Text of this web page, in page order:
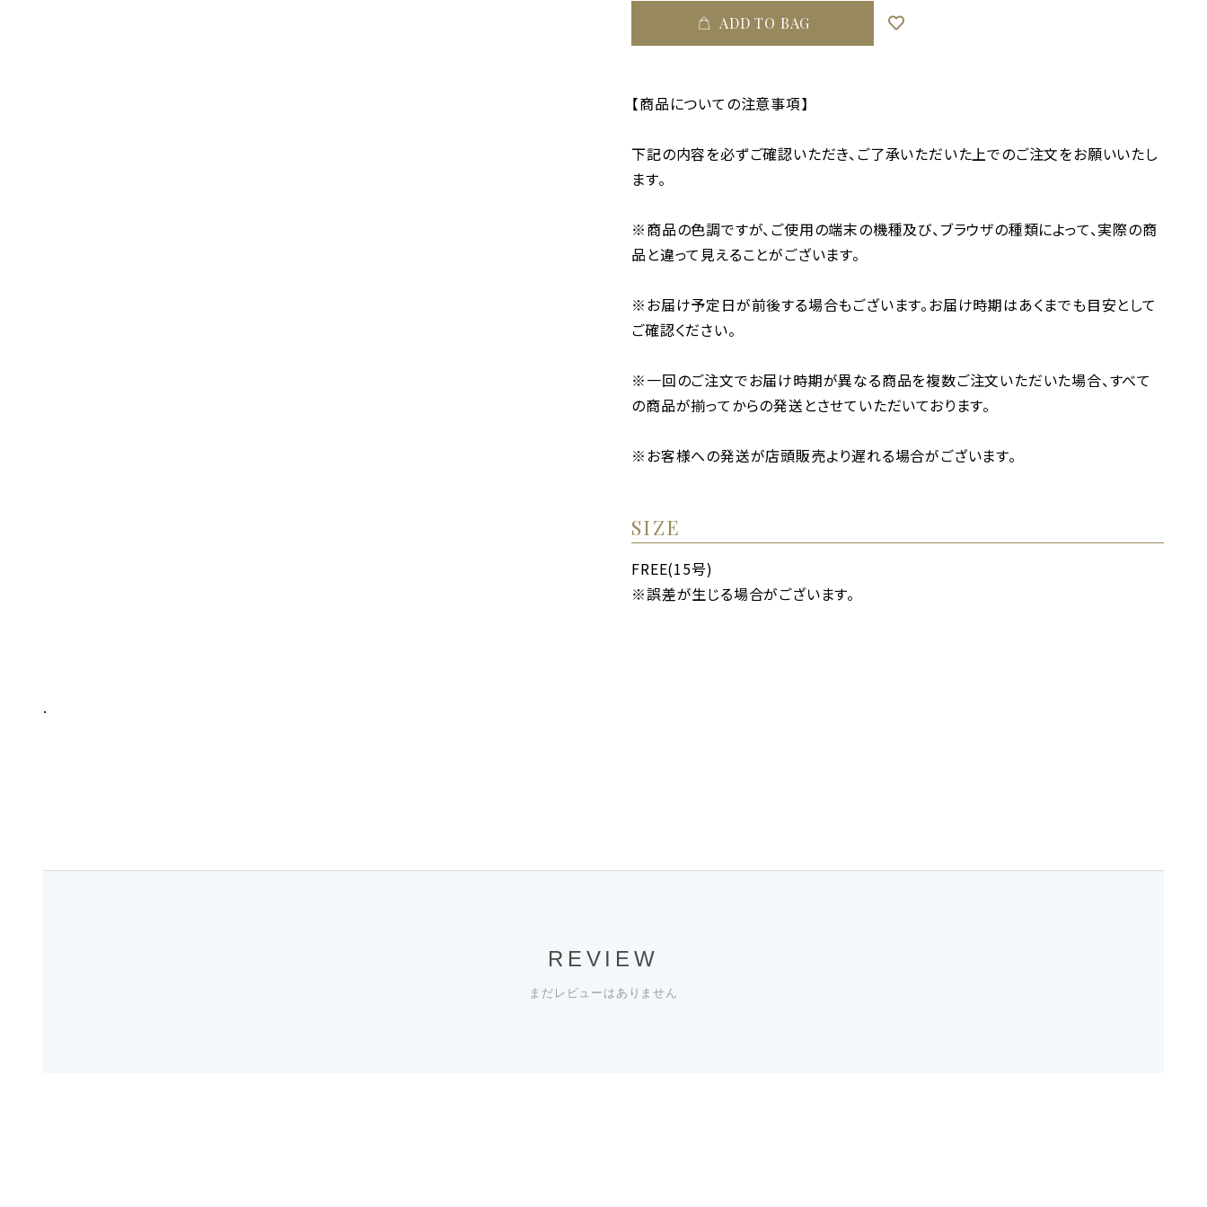
ADD TO BAG
【商品についての注意事項】
下記の内容を必ずご確認いただき、ご了承いただいた上でのご注文をお願いいたし
ます。
※商品の色調ですが、ご使用の端末の機種及び、ブラウザの種類によって、実際の商
品と違って見えることがございます。
※お届け予定日が前後する場合もございます。お届け時期はあくまでも目安として
ご確認ください。
※一回のご注文でお届け時期が異なる商品を複数ご注文いただいた場合、すべて
の商品が揃ってからの発送とさせていただいております。
※お客様への発送が店頭販売より遅れる場合がございます。
SIZE
FREE(15号)
※誤差が生じる場合がございます。
.
REVIEW
まだレビューはありません